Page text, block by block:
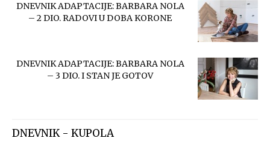
DNEVNIK ADAPTACIJE: BARBARA NOLA
– 2 DIO. RADOVI U DOBA KORONE
DNEVNIK ADAPTACIJE: BARBARA NOLA
– 3 DIO. I STAN JE GOTOV
DNEVNIK - KUPOLA